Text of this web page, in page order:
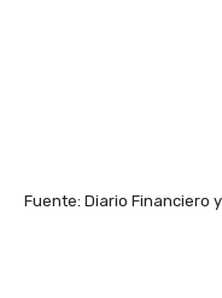
Fuente: Diario Financiero